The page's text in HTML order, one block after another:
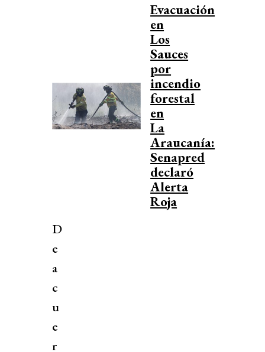
Evacuación
en
Los
Sauces
por
incendio
forestal
en
La
Araucanía:
Senapred
declaró
Alerta
Roja
D
e
a
c
u
e
r